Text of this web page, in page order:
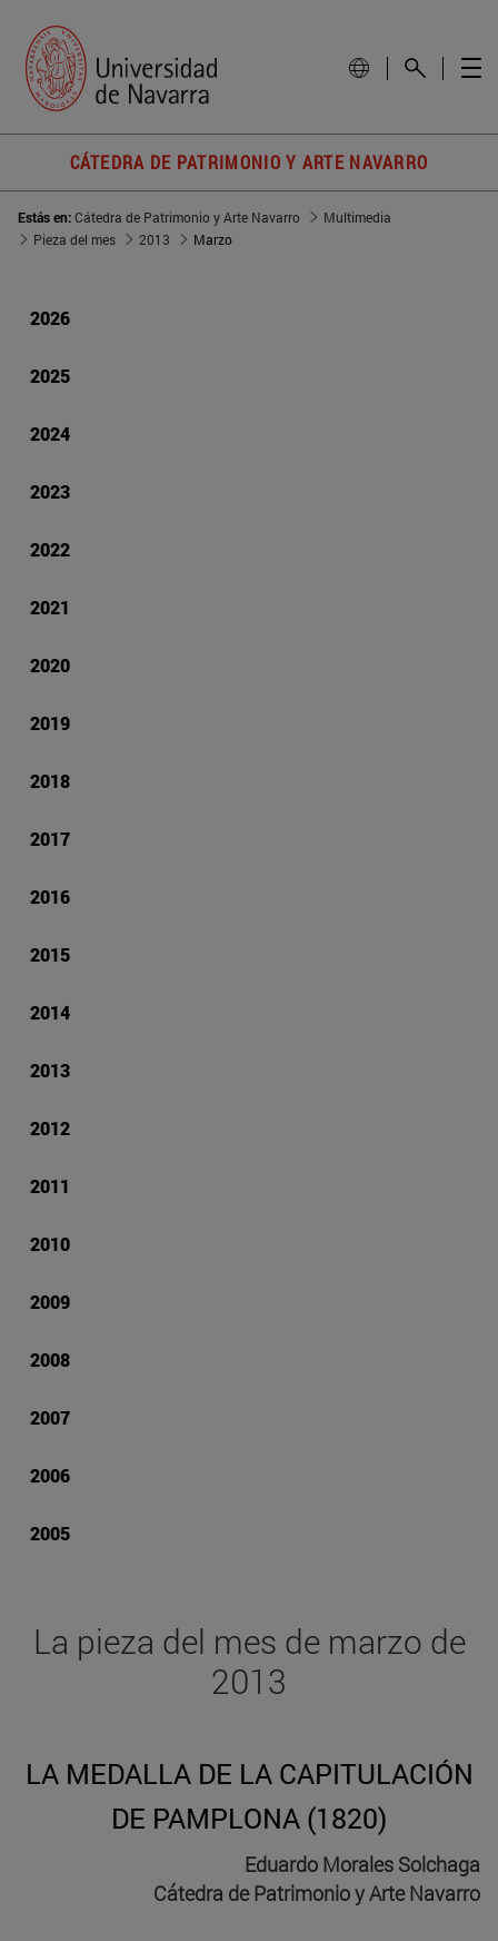
CÁTEDRA DE PATRIMONIO Y ARTE NAVARRO
Estás en:Cátedra de Patrimonio y Arte Navarro
Multimedia
Pieza del mes
2013 Marzo
2026
2025
2024
2023
2022
2021
2020
2019
2018
2017
2016
2015
2014
2013
2012
2011
2010
2009
2008
2007
2006
2005
La pieza del mes de marzo de
2013
LA MEDALLA DE LA CAPITULACIÓN
DE PAMPLONA (1820)
Eduardo Morales Solchaga
Cátedra de Patrimonio y Arte Navarro